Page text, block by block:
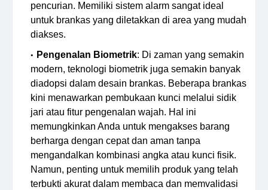
pencurian. Memiliki sistem alarm sangat ideal
untuk brankas yang diletakkan di area yang mudah
diakses.
Pengenalan Biometrik: Di zaman yang semakin
modern, teknologi biometrik juga semakin banyak
diadopsi dalam desain brankas. Beberapa brankas
kini menawarkan pembukaan kunci melalui sidik
jari atau fitur pengenalan wajah. Hal ini
memungkinkan Anda untuk mengakses barang
berharga dengan cepat dan aman tanpa
mengandalkan kombinasi angka atau kunci fisik.
Namun, penting untuk memilih produk yang telah
terbukti akurat dalam membaca dan memvalidasi